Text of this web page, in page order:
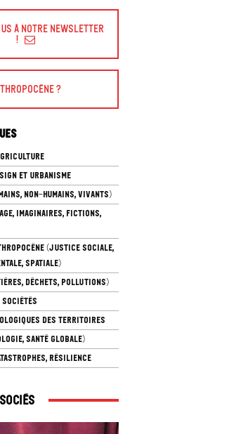
à Notre Newsletter
!
?
ET URBANISME
NON-HUMAINS, VIVANTS)
IMAGINAIRES, FICTIONS,
(JUSTICE SOCIALE,
SPATIALE)
DÉCHETS, POLLUTIONS)
DES TERRITOIRES
SANTÉ GLOBALE)
RÉSILIENCE